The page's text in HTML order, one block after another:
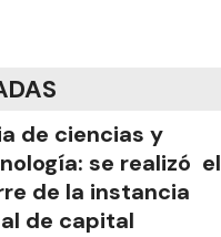
de ciencias y
se realizó el
de la instancia
de capital